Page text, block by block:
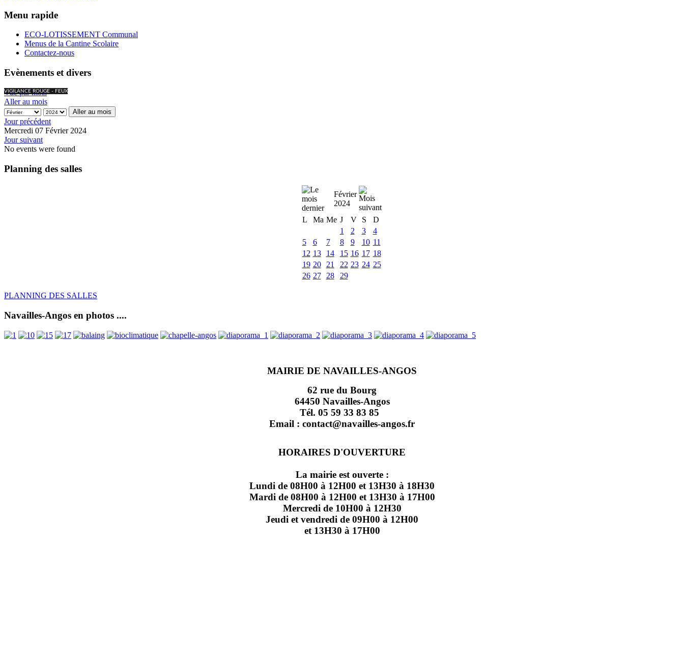
Menu rapide
ECO-LOTISSEMENT Communal
Menus de la Cantine Scolaire
Contactez-nous
Evènements et divers
VIGILANCE ROUGE - FEUX
Vue par mois
Aller au mois
Aller au mois
Jour précédent
Mercredi 07 Février 2024
Jour suivant
No events were found
Planning des salles
Février
2024
L
Ma Me J V S
D
1
2 3
4
5
6 7 8 9 10 11
12 13 14 15 16 17 18
19 20 21 22 23 24 25
26 27 28 29
PLANNING DES SALLES
Navailles-Angos en photos ....
MAIRIE DE NAVAILLES-ANGOS
62 rue du Bourg
64450 Navailles-Angos
Tél. 05 59 33 83 85
Email : contact@navailles-angos.fr
HORAIRES D'OUVERTURE
La mairie est ouverte :
Lundi de 08H00 à 12H00 et 13H30 à 18H30
Mardi de 08H00 à 12H00 et 13H30 à 17H00
Mercredi de 10H00 à 12H30
Jeudi et vendredi de 09H00 à 12H00
et 13H30 à 17H00